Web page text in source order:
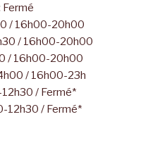
Fermé
/ 16h00-20h00
/ 16h00-20h00
/ 16h00-20h00
/ 16h00-23h
/ Fermé*
12h30 / Fermé*